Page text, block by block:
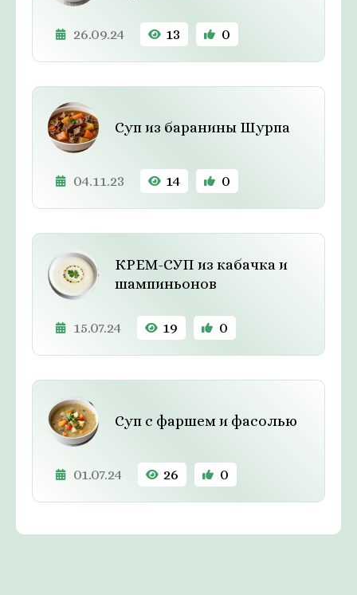
26.09.24 13 0
Суп из баранины Шурпа
04.11.23 14 0
КРЕМ-СУП из кабачка и
шампиньонов
15.07.24 19 0
Суп с фаршем и фасолью
01.07.24 26 0